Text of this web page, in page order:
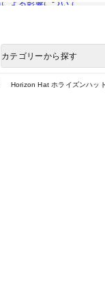
よる影響について
カテゴリーから探す
Horizon Hat ホライズンハッ